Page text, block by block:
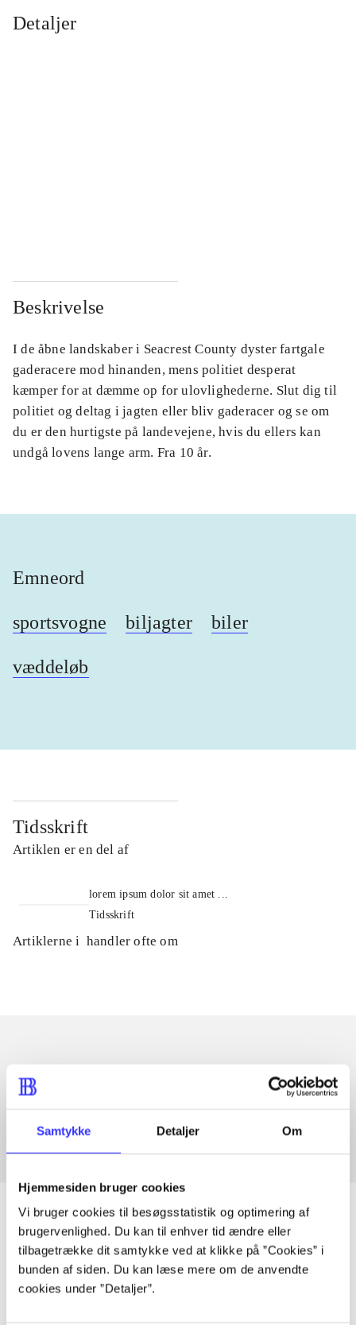
Samtykke Detaljer Om
Hjemmesiden bruger cookies
Vi bruger cookies til besøgsstatistik og optimering af
brugervenlighed. Du kan til enhver tid ændre eller
tilbagetrække dit samtykke ved at klikke på ”Cookies” i
bunden af siden. Du kan læse mere om de anvendte
cookies under ”Detaljer”.
Detaljer
Beskrivelse
I de åbne landskaber i Seacrest County dyster fartgale
gaderacere mod hinanden, mens politiet desperat
kæmper for at dæmme op for ulovlighederne. Slut dig til
politiet og deltag i jagten eller bliv gaderacer og se om
du er den hurtigste på landevejene, hvis du ellers kan
undgå lovens lange arm. Fra 10 år.
Emneord
sportsvogne biljagter biler
væddeløb
Tidsskrift
Artiklen er en del af
lorem ipsum dolor sit amet ...
Tidsskrift
Artiklerne i handler ofte om
Artikler med samme emner
Artikler
Alle registrerede artikler fordelt på udgivelser